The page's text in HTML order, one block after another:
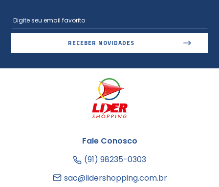
RECEBER NOVIDADES
Fale Conosco
(91) 98235-0303
sac@lidershopping.com.br